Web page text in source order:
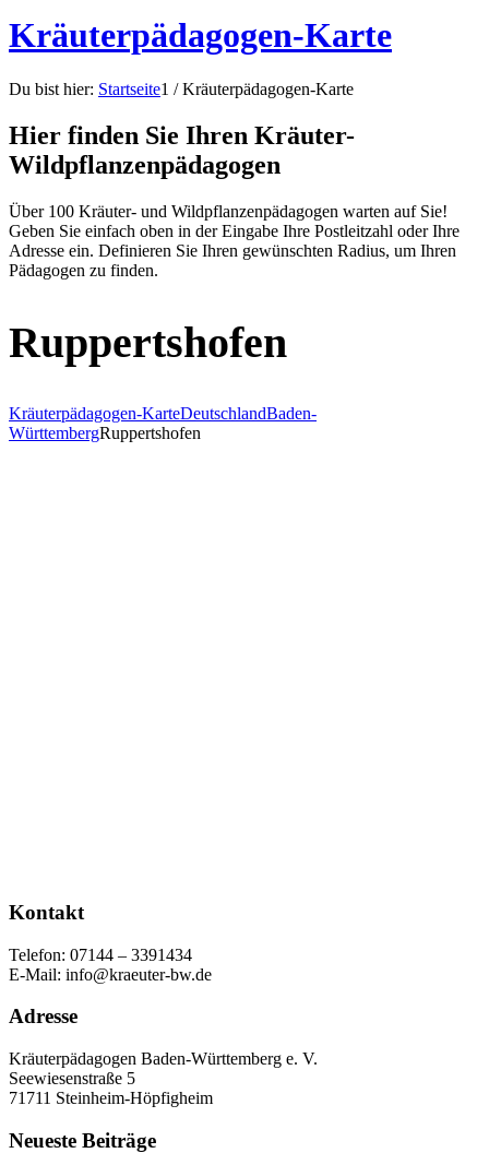
Kräuterpädagogen-Karte
Du bist hier: Startseite1 / Kräuterpädagogen-Karte
Hier finden Sie Ihren Kräuter-
Wildpflanzenpädagogen
Über 100 Kräuter- und Wildpflanzenpädagogen warten auf Sie!
Geben Sie einfach oben in der Eingabe Ihre Postleitzahl oder Ihre
Adresse ein. Definieren Sie Ihren gewünschten Radius, um Ihren
Pädagogen zu finden.
Ruppertshofen
Kräuterpädagogen-KarteDeutschlandBaden-
WürttembergRuppertshofen
Kontakt
Telefon: 07144 – 3391434
E-Mail: info@kraeuter-bw.de
Adresse
Kräuterpädagogen Baden-Württemberg e. V.
Seewiesenstraße 5
71711 Steinheim-Höpfigheim
Neueste Beiträge